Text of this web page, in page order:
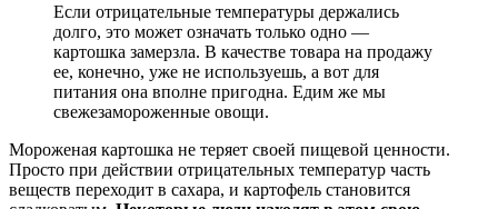
Если отрицательные температуры держались
долго, это может означать только одно —
картошка замерзла. В качестве товара на продажу
ее, конечно, уже не используешь, а вот для
питания она вполне пригодна. Едим же мы
свежезамороженные овощи.
Мороженая картошка не теряет своей пищевой ценности.
Просто при действии отрицательных температур часть
веществ переходит в сахара, и картофель становится